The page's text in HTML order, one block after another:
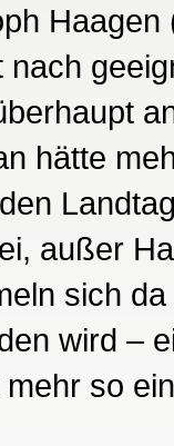
hätte
außer
sich
wird –
so